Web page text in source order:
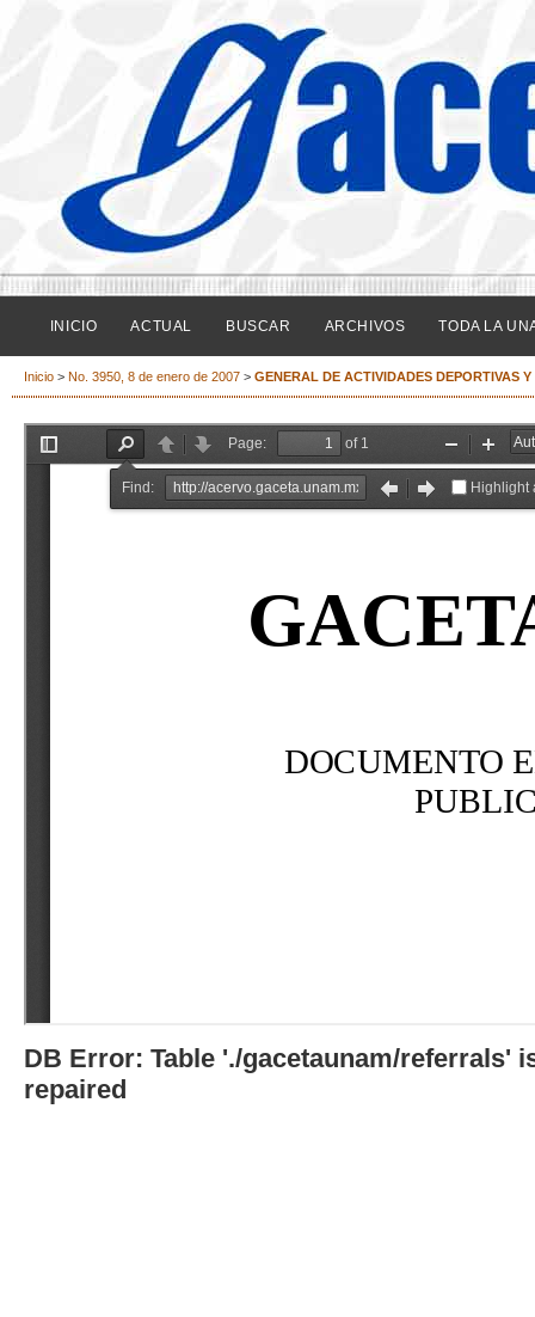
INICIO ACTUAL BUSCAR ARCHIVOS TODA LA
Inicio > No. 3950, 8 de enero de 2007 > GENERAL DE ACTIVIDADES DEPORTIVAS Y
DB Error: Table './gacetaunam/referrals'
repaired